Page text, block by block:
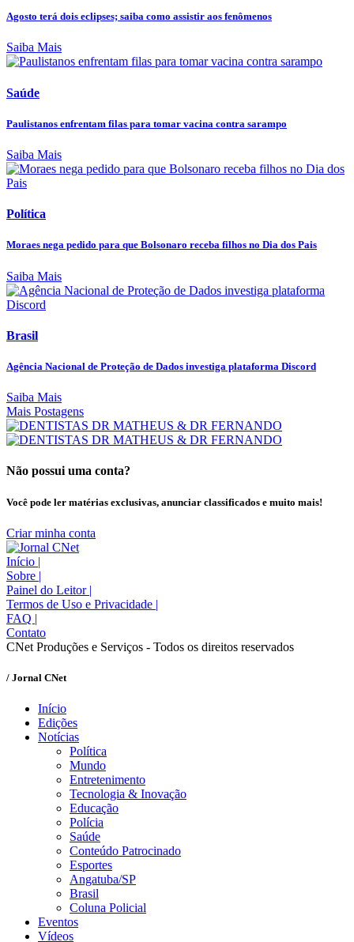
Agosto terá dois eclipses; saiba como assistir aos fenômenos
Saiba Mais
Saúde
Paulistanos enfrentam filas para tomar vacina contra sarampo
Saiba Mais
Política
Moraes nega pedido para que Bolsonaro receba filhos no Dia dos Pais
Saiba Mais
Brasil
Agência Nacional de Proteção de Dados investiga plataforma Discord
Saiba Mais
Mais Postagens
Não possui uma conta?
Você pode ler matérias exclusivas, anunciar classificados e muito mais!
Criar minha conta
Início |
Sobre |
Painel do Leitor |
Termos de Uso e Privacidade |
FAQ |
Contato
CNet Produções e Serviços - Todos os direitos reservados
/ Jornal CNet
Início
Edições
Notícias
Política
Mundo
Entretenimento
Tecnologia & Inovação
Educação
Polícia
Saúde
Conteúdo Patrocinado
Esportes
Angatuba/SP
Brasil
Coluna Policial
Eventos
Vídeos